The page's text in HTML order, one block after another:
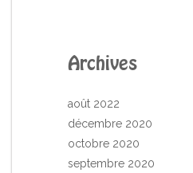
Archives
août 2022
décembre 2020
octobre 2020
septembre 2020